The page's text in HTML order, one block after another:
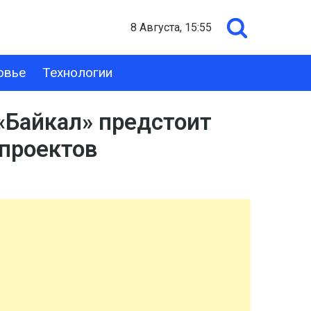
8 Августа, 15:55
Технологии
предстоит